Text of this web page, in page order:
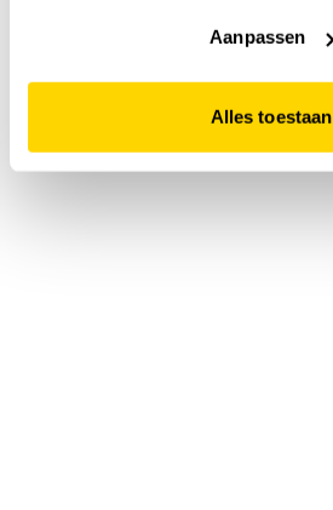
website niet optimaal functioneert.
Aanpassen
Alles toestaan